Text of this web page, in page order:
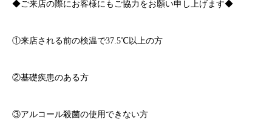
◆ご来店の際にお客様にもご協力をお願い申し上げます◆
①来店される前の検温で37.5℃以上の方
②基礎疾患のある方
③アルコール殺菌の使用できない方